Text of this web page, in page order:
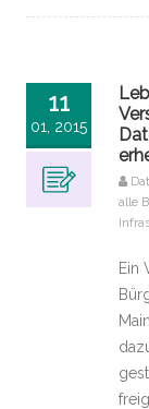
11
01, 2015
alle
Ein